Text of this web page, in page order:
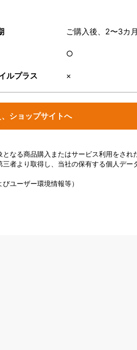
ご購入後、2〜3カ
○
ルプラス ×
ショップサイトへ
なる商品購入またはサービス利用をされ
者より取得し、当社の保有する個人デー
ユーザー環境情報等）